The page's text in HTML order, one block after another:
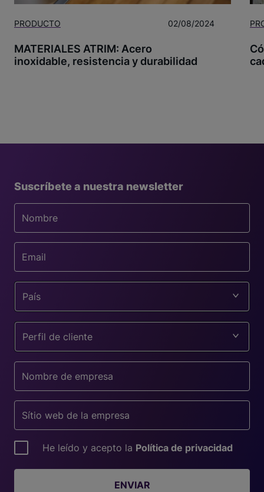
PRODUCTO 02/08/2024
MATERIALES ATRIM: Acero
inoxidable, resistencia y durabilidad
Suscríbete a nuestra newsletter
País
Perfil de cliente
He leído y acepto la Política de privacidad
ENVIAR